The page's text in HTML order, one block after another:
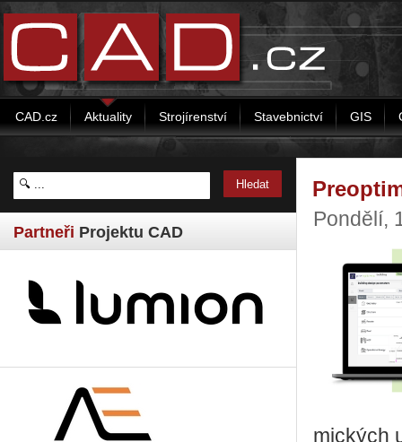
CAD.cz Aktuality Strojírenství Stavebnictví GIS
Partneři Projektu CAD
Pondělí,
mic­kých